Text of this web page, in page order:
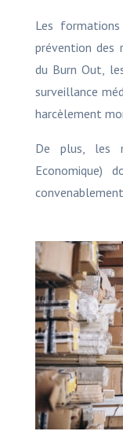
Les
prévention des
du Burn Out,
surveillance
harcèlement
De plus, les
Economique)